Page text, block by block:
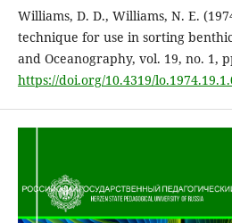
Williams, D. D., Williams, N. E.
technique for use in sorting
and Oceanography, vol. 19, no. 1,
https://doi.org/10.4319/